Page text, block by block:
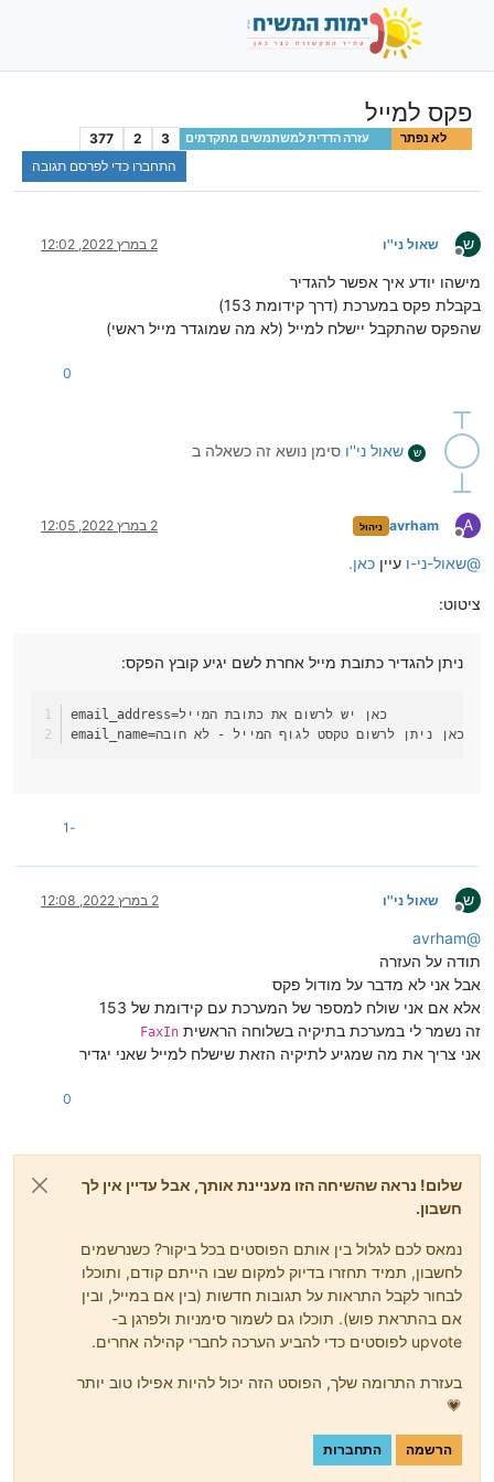
פקס למייל
לא נפתר עזרה הדדית למשתמשים מתקדמים 3
2
377
התחברו כדי לפרסם תגובה
ש
מנותק
שאול ני''ו 2 במרץ 2022, 12:02
מישהו יודע איך אפשר להגדיר
בקבלת פקס במערכת (דרך קידומת 153)
שהפקס שהתקבל יישלח למייל (לא מה שמוגדר מייל ראשי)
0
ש שאול ני''ו סימן נושא זה כשאלה ב
A
מנותק
avrham ניהול 2 במרץ 2022, 12:05
@שאול-ני-ו עיין כאן.
ציטוט:
ניתן להגדיר כתובת מייל אחרת לשם יגיע קובץ הפקס:
email_address
email_name =כאן ניתן לרשום טקסט לגוף המייל - לא חובה
-1
ש
מנותק
שאול ני''ו 2 במרץ 2022, 12:08
@
avrham
תודה על העזרה
אבל אני לא מדבר על מודול פקס
אלא אם אני שולח למספר של המערכת עם קידומת של 153
זה נשמר לי במערכת בתיקיה בשלוחה הראשית FaxIn
אני צריך את מה שמגיע לתיקיה הזאת שישלח למייל שאני יגדיר
0
שלום! נראה שהשיחה הזו מעניינת אותך, אבל עדיין אין לך
חשבון.
נמאס לכם לגלול בין אותם הפוסטים בכל ביקור? כשנרשמים
לחשבון, תמיד תחזרו בדיוק למקום שבו הייתם קודם, ותוכלו
לבחור לקבל התראות על תגובות חדשות (בין אם במייל, ובין
אם בהתראת פוש). תוכלו גם לשמור סימניות ולפרגן ב-
upvote לפוסטים כדי להביע הערכה לחברי קהילה אחרים.
בעזרת התרומה שלך, הפוסט הזה יכול להיות אפילו טוב יותר
💗
הרשמה התחברות